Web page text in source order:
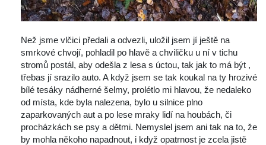
Než jsme vlčici předali a odvezli, uložil jsem jí ještě na
mrkové chvojí, pohladil po hlavě a chviličku u ní v tichu
tromů postál, aby odešla z lesa s úctou, tak jak to má být ,
třebas jí srazilo auto. A když jsem se tak koukal na ty hrozivé
bílé tesáky nádherné šelmy, prolétlo mi hlavou, že nedaleko
od místa, kde byla nalezena, bylo u silnice plno
zaparkovaných aut a po lese mraky lidí na houbách, či
procházkách se psy a dětmi. Nemyslel jsem ani tak na to, že
by mohla někoho napadnout, i když opatrnost je zcela jistě